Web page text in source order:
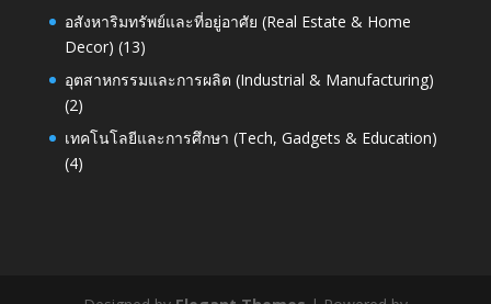
อสังหาริมทรัพย์และที่อยู่อาศัย (Real Estate & Home
Decor) (13)
อุตสาหกรรมและการผลิต (Industrial & Manufacturing)
(2)
เทคโนโลยีและการศึกษา (Tech, Gadgets & Education)
(4)